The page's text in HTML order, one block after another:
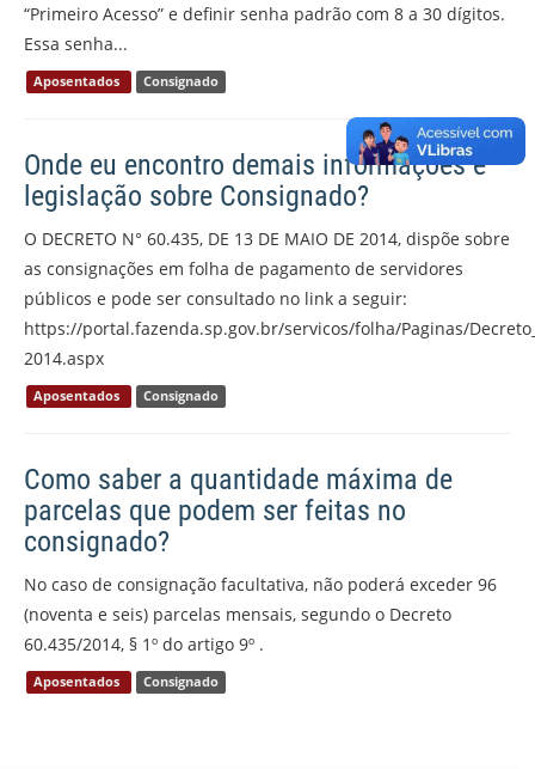
“Primeiro Acesso” e definir senha padrão com 8 a 30 dígitos.
Essa senha...
Aposentados Consignado
Onde eu encontro demais informações e
legislação sobre Consignado?
O DECRETO N° 60.435, DE 13 DE MAIO DE 2014, dispõe sobre
as consignações em folha de pagamento de servidores
públicos e pode ser consultado no link a seguir:
https://portal.fazenda.sp.gov.br/servicos/folha/Paginas/
2014.aspx
Aposentados Consignado
Como saber a quantidade máxima de
parcelas que podem ser feitas no
consignado?
No caso de consignação facultativa, não poderá exceder 96
(noventa e seis) parcelas mensais, segundo o Decreto
60.435/2014, § 1º do artigo 9º .
Aposentados Consignado